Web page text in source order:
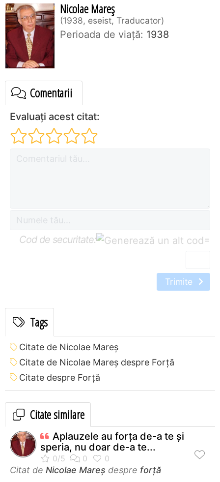
Nicolae Mareș
1938, eseist, Traducator
Perioada de viaţă: 1938
Comentarii
Evaluați acest citat:
Cod de securitate: =
Trimite
Tags
Citate de Nicolae Mareș
Citate de Nicolae Mareș despre Forță
Citate despre Forță
Citate similare
Aplauzele au forța de-a te și
speria, nu doar de-a te...
Citat de Nicolae Mareș despre forță